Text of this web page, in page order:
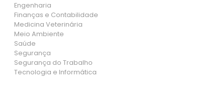
Engenharia
Finanças e Contabilidade
Medicina Veterinária
Meio Ambiente
Saúde
Segurança
Segurança do Trabalho
Tecnologia e Informática